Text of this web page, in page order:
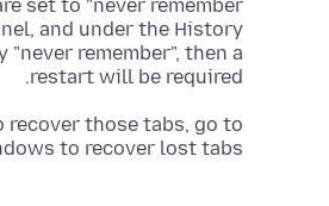
and under the History
remember", then a
restart will be required.
those tabs, go to
to recover lost tabs.